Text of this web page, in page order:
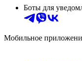
Боты для
Мобильное